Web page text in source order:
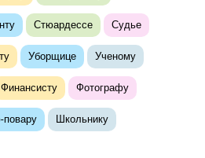
Стюардессе Судье
Уборщице Ученому
Финансисту Фотографу
Школьнику